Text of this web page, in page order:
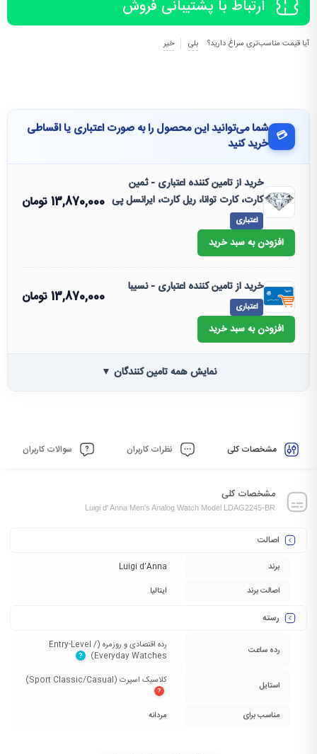
ارتباط با پشتیبانی فروش
آیا قیمت مناسب‌تری سراغ دارید؟ بلی خیر
💳 شما می‌توانید این محصول را به صورت اعتباری یا اقساطی
خرید کنید
خرید از تامین کننده اعتباری - ثمین
کارت، کارت توانا، ریل کارت، ایرانسل پی
اعتباری
13,870,000تومان
افزودن به سبد خرید
خرید از تامین کننده اعتباری - نسیبا
اعتباری
13,870,000تومان
افزودن به سبد خرید
نمایش همه تامین کنندگان ▼
مشخصات کلی نظرات کاربران سوالات کاربران
مشخصات کلی
Luigi d' Anna Men's Analog Watch Model LDAG2245-BR
اصالت
برند
Luigi d’Anna
اصالت برند
ایتالیا
رسته
رده ساعت
رده اقتصادی و روزمره (Entry-Level /
Everyday Watches)‏
?
استایل کلاسیک اسپرت (Sport Classic/Casual)‏
?
مناسب برای مردانه